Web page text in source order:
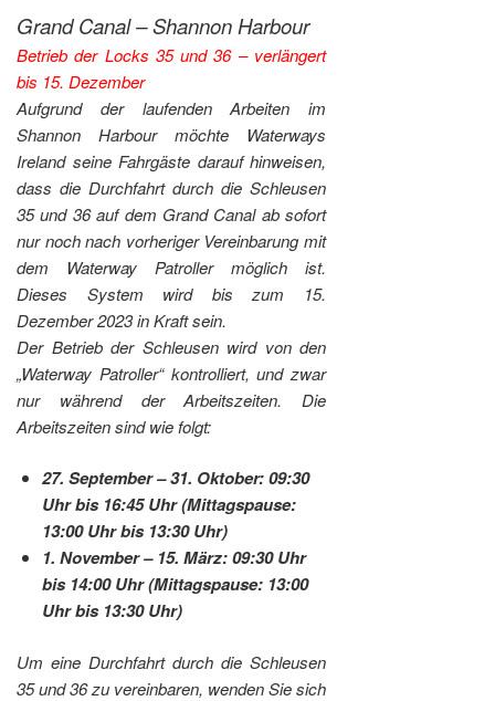
Grand Canal – Shannon Harbour
Betrieb der Locks 35 und 36 – verlängert
bis 15. Dezember
Aufgrund der laufenden Arbeiten im
Shannon Harbour möchte Waterways
Ireland seine Fahrgäste darauf hinweisen,
dass die Durchfahrt durch die Schleusen
35 und 36 auf dem Grand Canal ab sofort
nur noch nach vorheriger Vereinbarung mit
dem Waterway Patroller möglich ist.
Dieses System wird bis zum 15.
Dezember 2023 in Kraft sein.
Der Betrieb der Schleusen wird von den
„Waterway Patroller“ kontrolliert, und zwar
nur während der Arbeitszeiten. Die
Arbeitszeiten sind wie folgt:
27. September – 31. Oktober: 09:30
Uhr bis 16:45 Uhr (Mittagspause:
13:00 Uhr bis 13:30 Uhr)
1. November – 15. März: 09:30 Uhr
bis 14:00 Uhr (Mittagspause: 13:00
Uhr bis 13:30 Uhr)
Um eine Durchfahrt durch die Schleusen
35 und 36 zu vereinbaren, wenden Sie sich